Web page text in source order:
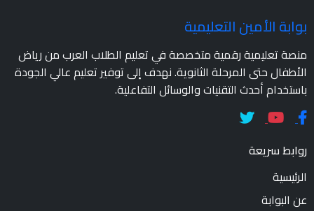
بوابة الأمين التعليمية
منصة تعليمية رقمية متخصصة في تعليم الطلاب العرب من رياض
الأطفال حتى المرحلة الثانوية. نهدف إلى توفير تعليم عالي الجودة
باستخدام أحدث التقنيات والوسائل التفاعلية.
روابط سريعة
الرئيسية
عن البوابة